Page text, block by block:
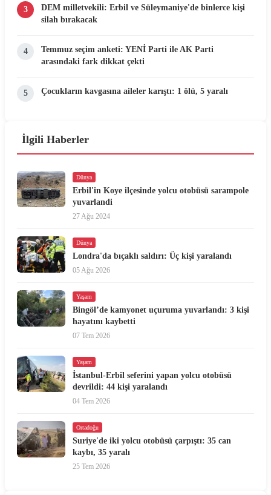
3
DEM milletvekili: Erbil ve Süleymaniye'de binlerce kişi
silah bırakacak
4
Temmuz seçim anketi: YENİ Parti ile AK Parti
arasındaki fark dikkat çekti
5 Çocukların kavgasına aileler karıştı: 1 ölü, 5 yaralı
İlgili Haberler
Dünya
Erbil'in Koye ilçesinde yolcu otobüsü sarampole
yuvarlandi
27 Ağu 2024
Dünya
Londra'da bıçaklı saldırı: Üç kişi yaralandı
05 Ağu 2026
Yaşam
Bingöl’de kamyonet uçuruma yuvarlandı: 3 kişi
hayatını kaybetti
07 Tem 2026
Yaşam
İstanbul-Erbil seferini yapan yolcu otobüsü
devrildi: 44 kişi yaralandı
04 Tem 2026
Ortadoğu
Suriye'de iki yolcu otobüsü çarpıştı: 35 can
kaybı, 35 yaralı
25 Tem 2026